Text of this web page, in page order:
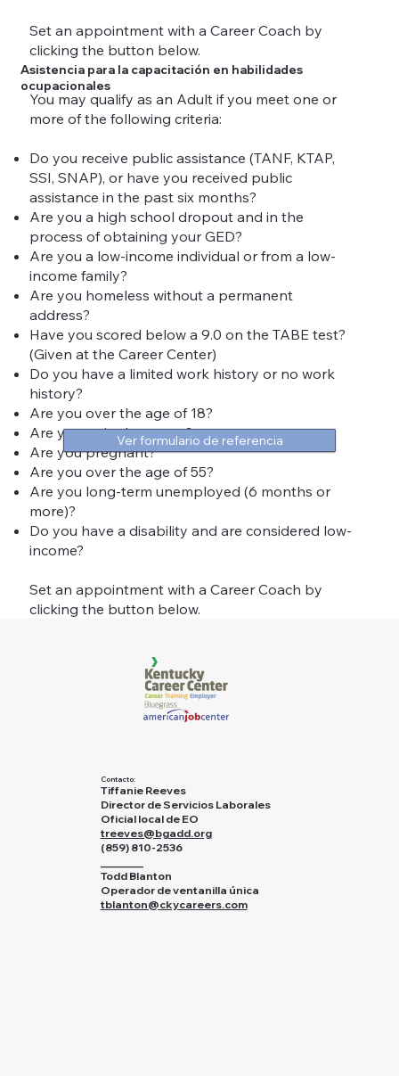
Set an appointment with a Career Coach by
clicking the button below.
Asistencia para la capacitación en habilidades
ocupacionales
You may qualify as an Adult if you meet one or
more of the following criteria:
Do you receive public assistance (TANF, KTAP,
SSI, SNAP), or have you received public
assistance in the past six months?
Are you a high school dropout and in the
process of obtaining your GED?
Are you a low-income individual or from a low-
income family?
Are you homeless without a permanent
address?
Have you scored below a 9.0 on the TABE test?
(Given at the Career Center)
Do you have a limited work history or no work
history?
Are you over the age of 18?
Are you a single parent?
Are you pregnant?
Are you over the age of 55?
Are you long-term unemployed (6 months or
more)?
Do you have a disability and are considered low-
income?
Set an appointment with a Career Coach by
clicking the button below.
Ver formulario de referencia
Contacto:
Tiffanie Reeves
Director de Servicios Laborales
Oficial local de EO
treeves@bgadd.org
(859) 810-2536
Todd Blanton
Operador de ventanilla única
tblanton@ckycareers.com